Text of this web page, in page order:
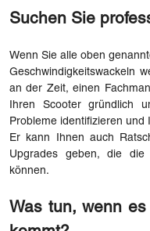
Suchen Sie
Wenn Sie alle oben
Geschwindigkeitswackeln
an der Zeit, einen
Ihren Scooter gründlich
Probleme identifizieren
Er kann Ihnen auch
Upgrades geben, die die
können.
Was tun, wenn